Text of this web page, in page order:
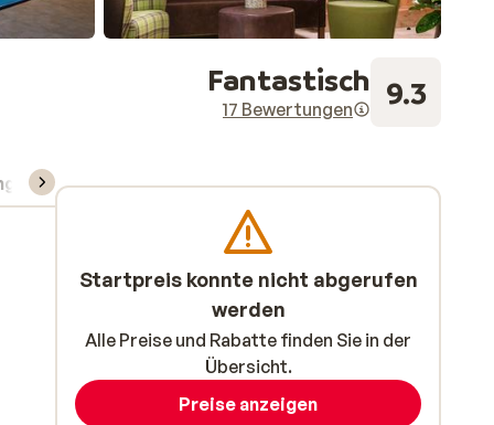
Fantastisch
17 Bewertungen 9.3
Skipass/Kurse/Material
Startpreis konnte nicht abgerufen
werden
Alle Preise und Rabatte finden Sie in der
Übersicht.
Preise anzeigen